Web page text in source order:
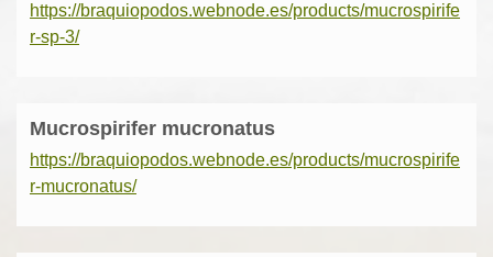
https://braquiopodos.webnode.es/products/mucrospirife
r-sp-3/
Mucrospirifer mucronatus
https://braquiopodos.webnode.es/products/mucrospirife
r-mucronatus/